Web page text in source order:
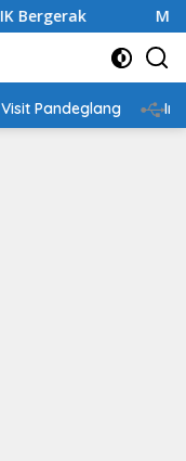
Mengenal
Visit Pandeglang